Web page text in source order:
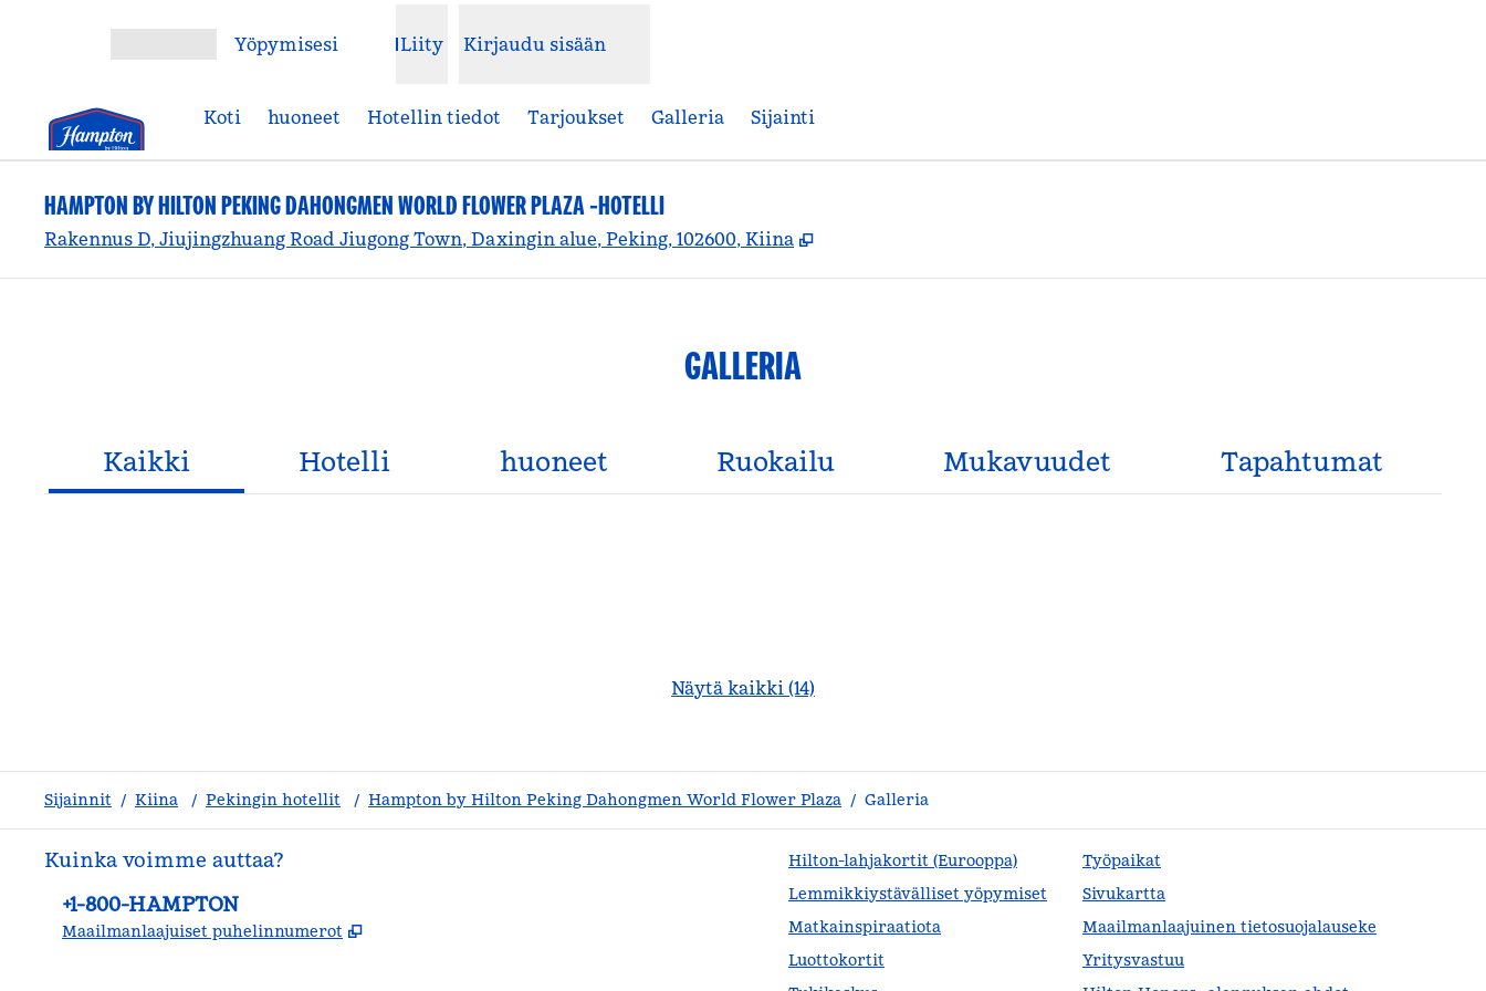
Yöpymisesi Liity Kirjaudu sisään
Koti huoneet Hotellin tiedot Tarjoukset Galleria Sijainti
HAMPTON BY HILTON PEKING DAHONGMEN WORLD FLOWER PLAZA -HOTELLI
Rakennus D, Jiujingzhuang Road Jiugong Town, Daxingin alue, Peking, 102600, Kiina ,
GALLERIA
Kaikki Hotelli huoneet Ruokailu Mukavuudet Tapahtumat
Näytä kaikki (14)
Sijainnit / Kiina / Pekingin hotellit / Hampton by Hilton Peking Dahongmen World Flower Plaza / Galleria
Kuinka voimme auttaa?
Puhelin:
+1-800-HAMPTON
Maailmanlaajuiset puhelinnumerot ,
Hilton-lahjakortit (Eurooppa)
Lemmikkiystävälliset yöpymiset
Matkainspiraatiota
Luottokortit
Työpaikat
Sivukartta
Maailmanlaajuinen tietosuojalauseke
Yritysvastuu